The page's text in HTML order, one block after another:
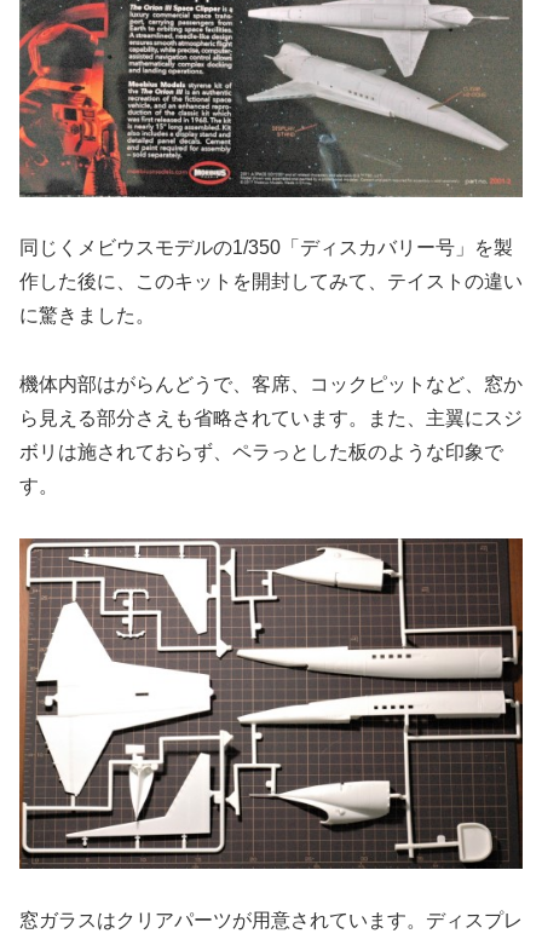
同じくメビウスモデルの1/350「ディスカバリー号」を製
作した後に、このキットを開封してみて、テイストの違い
に驚きました。
機体内部はがらんどうで、客席、コックピットなど、窓か
ら見える部分さえも省略されています。また、主翼にスジ
ボリは施されておらず、ペラっとした板のような印象で
す。
窓ガラスはクリアパーツが用意されています。ディスプレ